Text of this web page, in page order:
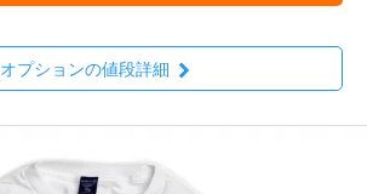
オプションの値段詳細